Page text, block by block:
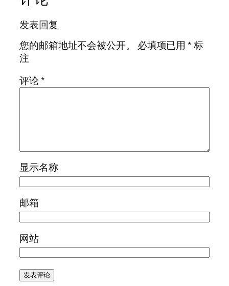
发表回复
您的邮箱地址不会被公开。
必填项已用*标
注
评论*
显示名称
邮箱
网站